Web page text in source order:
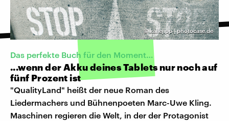
©kallejipp | photocase.de
Das perfekte Buch für den Moment…
...wenn der Akku deines Tablets nur noch auf
fünf Prozent ist
"QualityLand" heißt der neue Roman des
Liedermachers und Bühnenpoeten Marc-Uwe Kling.
Maschinen regieren die Welt, in der der Protagonist